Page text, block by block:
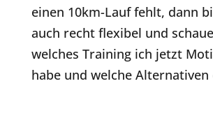
einen 10km-Lauf fehlt, dann
auch recht flexibel und
welches Training ich jetzt
habe und welche Alternativen